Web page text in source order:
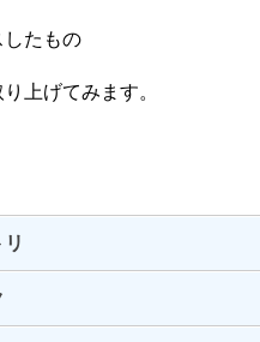
したもの
上げてみます。